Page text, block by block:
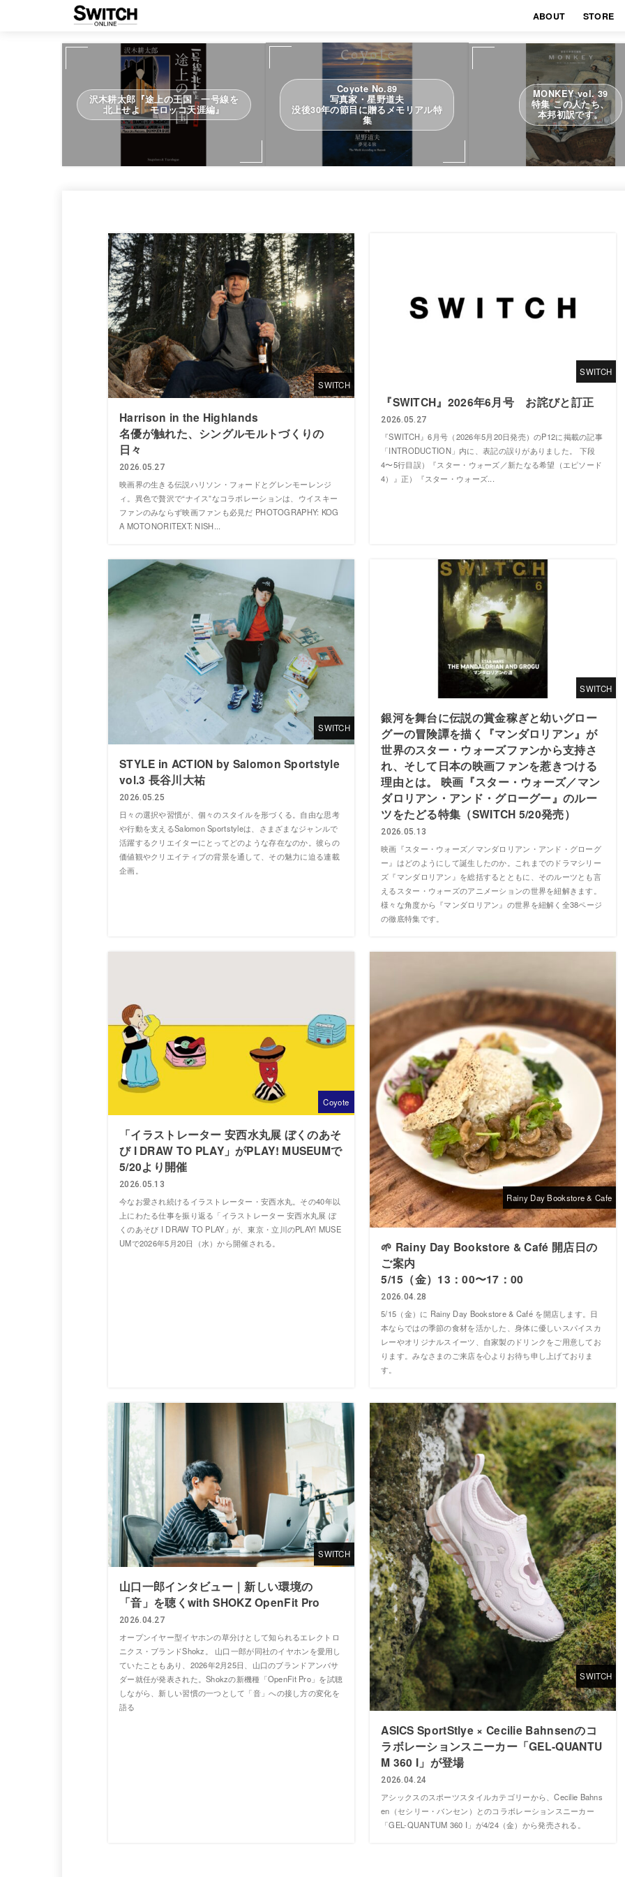
ABOUT STORE
沢木耕太郎『途上の王国 一号線を
北上せよ モロッコ天涯編』
Coyote No.89
写真家・星野道夫
没後30年の節目に贈るメモリアル特
集
MONKEY vol. 39
特集 この人たち、
本邦初訳です。
SWITCH
Harrison in the Highlands
名優が触れた、シングルモルトづくりの
日々
2026.05.27
映画界の生きる伝説ハリソン・フォードとグレンモーレンジ
ィ。異色で贅沢で“ナイス”なコラボレーションは、ウイスキー
ファンのみならず映画ファンも必見だ PHOTOGRAPHY: KOG
A MOTONORITEXT: NISH...
SWITCH
『SWITCH』2026年6月号 お詫びと訂正
2026.05.27
『SWITCH』6月号（2026年5月20日発売）のP12に掲載の記事
「INTRODUCTION」内に、表記の誤りがありました。 下段
4〜5行目誤）『スター・ウォーズ／新たなる希望（エピソード
4）』正）『スター・ウォーズ...
SWITCH
STYLE in ACTION by Salomon Sportstyle
vol.3 長谷川大祐
2026.05.25
日々の選択や習慣が、個々のスタイルを形づくる。自由な思考
や行動を支えるSalomon Sportstyleは、さまざまなジャンルで
活躍するクリエイターにとってどのような存在なのか。彼らの
価値観やクリエイティブの背景を通して、その魅力に迫る連載
企画。
SWITCH
銀河を舞台に伝説の賞金稼ぎと幼いグロー
グーの冒険譚を描く『マンダロリアン』が
世界のスター・ウォーズファンから支持さ
れ、そして日本の映画ファンを惹きつける
理由とは。 映画『スター・ウォーズ／マン
ダロリアン・アンド・グローグー』のルー
ツをたどる特集（SWITCH 5/20発売）
2026.05.13
映画『スター・ウォーズ／マンダロリアン・アンド・グローグ
ー』はどのようにして誕生したのか。これまでのドラマシリー
ズ『マンダロリアン』を総括するとともに、そのルーツとも言
えるスター・ウォーズのアニメーションの世界を紐解きます。
様々な角度から『マンダロリアン』の世界を紐解く全38ページ
の徹底特集です。
Coyote
「イラストレーター 安西水丸展 ぼくのあそ
び I DRAW TO PLAY」がPLAY! MUSEUMで
5/20より開催
2026.05.13
今なお愛され続けるイラストレーター・安西水丸。その40年以
上にわたる仕事を振り返る「イラストレーター 安西水丸展 ぼ
くのあそび I DRAW TO PLAY」が、東京・立川のPLAY! MUSE
UMで2026年5月20日（水）から開催される。
Rainy Day Bookstore & Cafe
🌱 Rainy Day Bookstore & Café 開店日の
ご案内
5/15（金）13：00〜17：00
2026.04.28
5/15（金）に Rainy Day Bookstore & Café を開店します。日
本ならではの季節の食材を活かした、身体に優しいスパイスカ
レーやオリジナルスイーツ、自家製のドリンクをご用意してお
ります。みなさまのご来店を心よりお待ち申し上げておりま
す。
SWITCH
山口一郎インタビュー｜新しい環境の
「音」を聴くwith SHOKZ OpenFit Pro
2026.04.27
オープンイヤー型イヤホンの草分けとして知られるエレクトロ
ニクス・ブランドShokz。 山口一郎が同社のイヤホンを愛用し
ていたこともあり、2026年2月25日、山口のブランドアンバサ
ダー就任が発表された。Shokzの新機種「OpenFit Pro」を試聴
しながら、新しい習慣の一つとして「音」への接し方の変化を
語る
SWITCH
ASICS SportStlye × Cecilie Bahnsenのコ
ラボレーションスニーカー「GEL-QUANTU
M 360 I」が登場
2026.04.24
アシックスのスポーツスタイルカテゴリーから、Cecilie Bahns
en（セシリー・バンセン）とのコラボレーションスニーカー
「GEL-QUANTUM 360 I」が4/24（金）から発売される。